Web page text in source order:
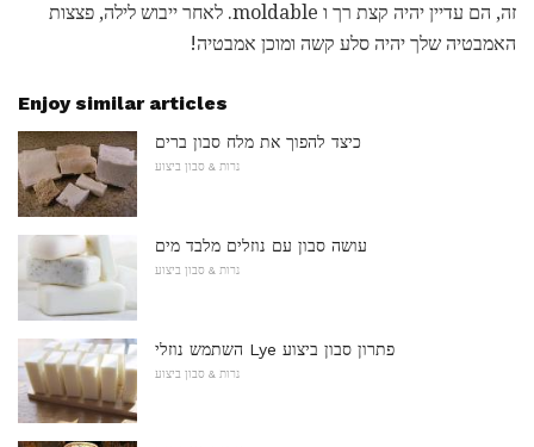
זה, הם עדיין יהיה קצת רך ו moldable. לאחר ייבוש לילה, פצצות
האמבטיה שלך יהיה סלע קשה ומוכן אמבטיה!
Enjoy similar articles
כיצד להפוך את מלח סבון ברים
נרות & סבון ביצוע
עושה סבון עם נוזלים מלבד מים
נרות & סבון ביצוע
השתמש נוזלי Lye פתרון סבון ביצוע
נרות & סבון ביצוע